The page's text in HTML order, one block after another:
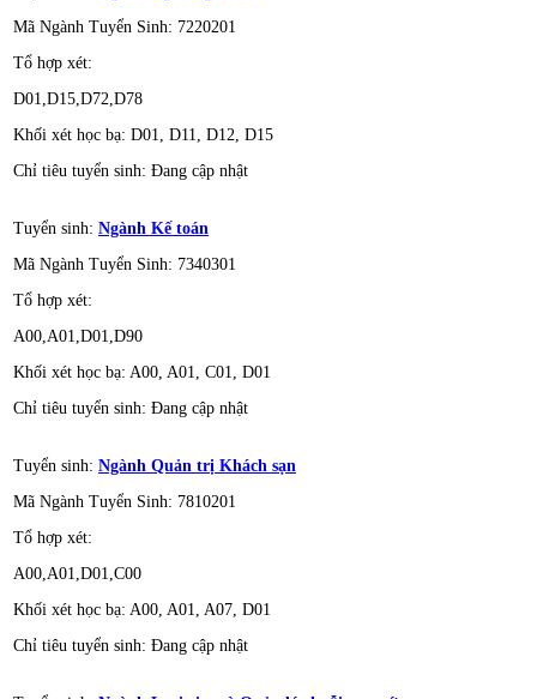
Mã Ngành Tuyển Sinh: 7220201
Tổ hợp xét:
D01,D15,D72,D78
Khối xét học bạ: D01, D11, D12, D15
Chỉ tiêu tuyển sinh: Đang cập nhật
Tuyển sinh: Ngành Kế toán
Mã Ngành Tuyển Sinh: 7340301
Tổ hợp xét:
A00,A01,D01,D90
Khối xét học bạ: A00, A01, C01, D01
Chỉ tiêu tuyển sinh: Đang cập nhật
Tuyển sinh: Ngành Quản trị Khách sạn
Mã Ngành Tuyển Sinh: 7810201
Tổ hợp xét:
A00,A01,D01,C00
Khối xét học bạ: A00, A01, A07, D01
Chỉ tiêu tuyển sinh: Đang cập nhật